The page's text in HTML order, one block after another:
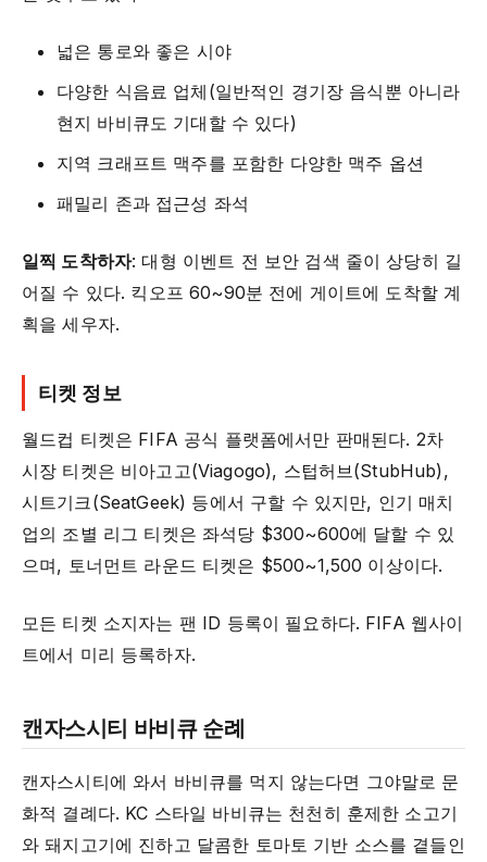
넓은 통로와 좋은 시야
다양한 식음료 업체(일반적인 경기장 음식뿐 아니라
현지 바비큐도 기대할 수 있다)
지역 크래프트 맥주를 포함한 다양한 맥주 옵션
패밀리 존과 접근성 좌석
일찍 도착하자: 대형 이벤트 전 보안 검색 줄이 상당히 길
어질 수 있다. 킥오프 60~90분 전에 게이트에 도착할 계
획을 세우자.
티켓 정보
월드컵 티켓은 FIFA 공식 플랫폼에서만 판매된다. 2차
시장 티켓은 비아고고(Viagogo), 스텁허브(StubHub),
시트기크(SeatGeek) 등에서 구할 수 있지만, 인기 매치
업의 조별 리그 티켓은 좌석당 $300~600에 달할 수 있
으며, 토너먼트 라운드 티켓은 $500~1,500 이상이다.
모든 티켓 소지자는 팬 ID 등록이 필요하다. FIFA 웹사이
트에서 미리 등록하자.
캔자스시티 바비큐 순례
캔자스시티에 와서 바비큐를 먹지 않는다면 그야말로 문
화적 결례다. KC 스타일 바비큐는 천천히 훈제한 소고기
와 돼지고기에 진하고 달콤한 토마토 기반 소스를 곁들인